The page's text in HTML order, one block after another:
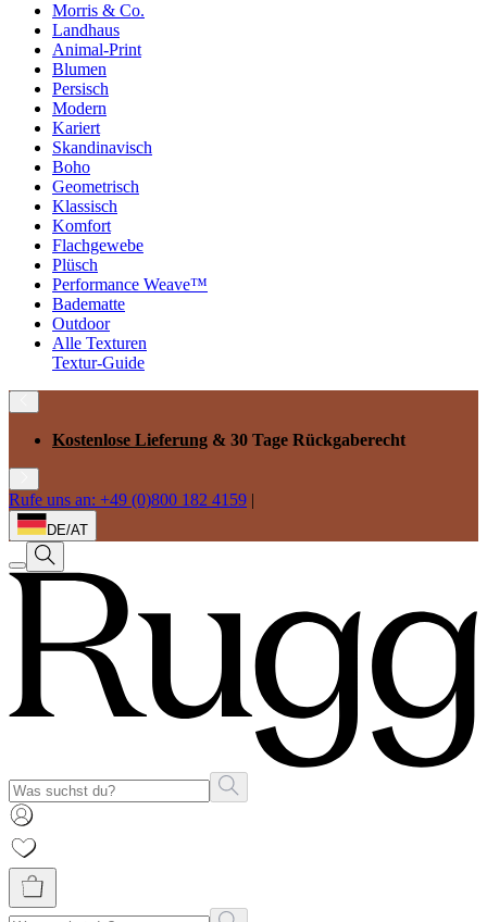
Morris & Co.
Landhaus
Animal-Print
Blumen
Persisch
Modern
Kariert
Skandinavisch
Boho
Geometrisch
Klassisch
Komfort
Flachgewebe
Plüsch
Performance Weave™
Badematte
Outdoor
Alle Texturen
Textur-Guide
Kostenlose Lieferung & 30 Tage Rückgaberecht
Rufe uns an: +49 (0)800 182 4159 |
DE/AT